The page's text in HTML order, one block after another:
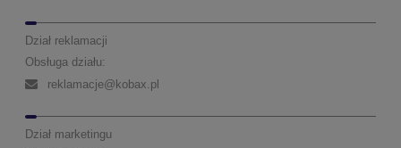
Dział reklamacji
Obsługa działu:
reklamacje@kobax.pl
Dział marketingu